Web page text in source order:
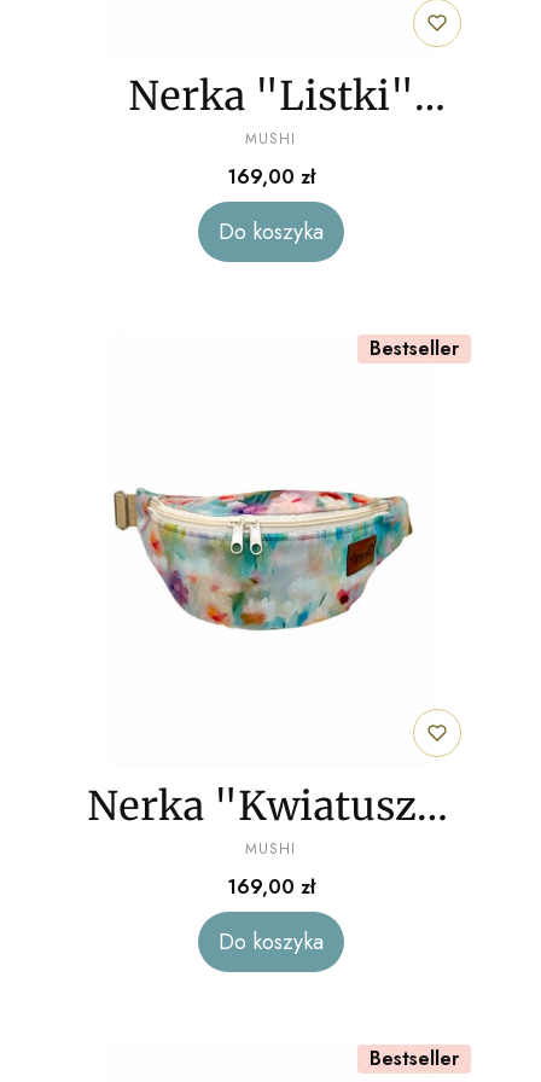
Nerka "Listki"
welur
PRODUCENT
MUSHI
Cena
169,00 zł
Do koszyka
Bestseller
Nerka "Kwiatuszki
akwarelowe" welur
PRODUCENT
MUSHI
Cena
169,00 zł
Do koszyka
Bestseller